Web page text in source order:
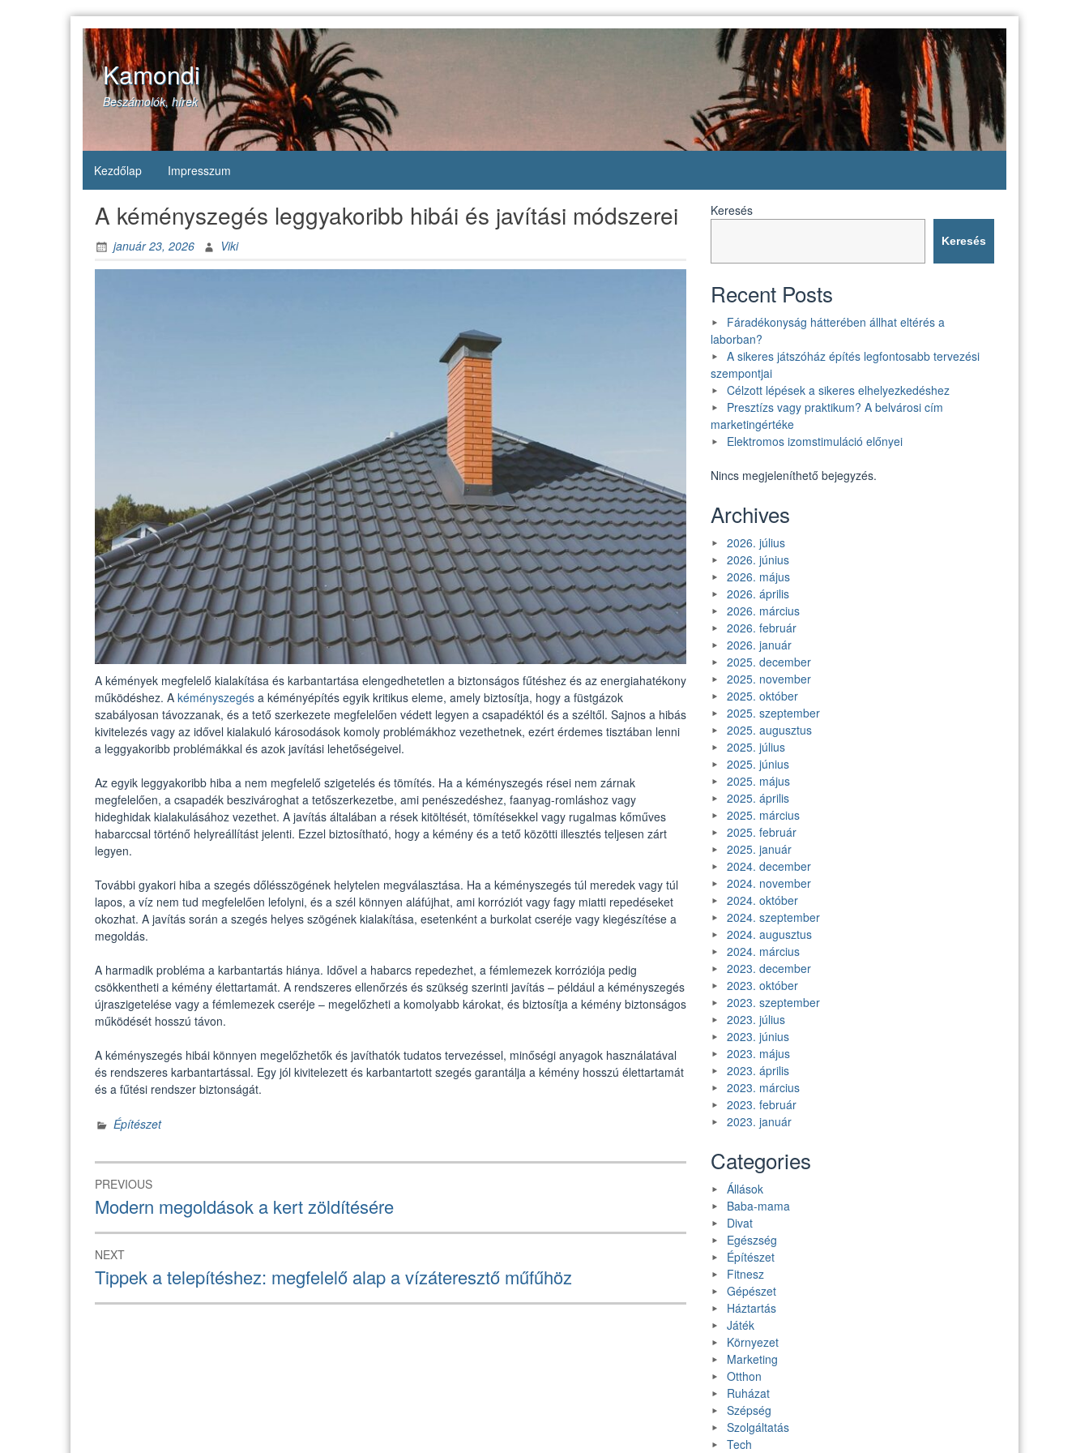
Kamondi
Beszámolók, hírek
Kezdőlap Impresszum
A kéményszegés leggyakoribb hibái és javítási módszerei
január 23, 2026 Viki
A kémények megfelelő kialakítása és karbantartása elengedhetetlen a biztonságos fűtéshez és az energiahatékony
működéshez. A kéményszegés a kéményépítés egyik kritikus eleme, amely biztosítja, hogy a füstgázok
szabályosan távozzanak, és a tető szerkezete megfelelően védett legyen a csapadéktól és a széltől. Sajnos a hibás
kivitelezés vagy az idővel kialakuló károsodások komoly problémákhoz vezethetnek, ezért érdemes tisztában lenni
a leggyakoribb problémákkal és azok javítási lehetőségeivel.
Az egyik leggyakoribb hiba a nem megfelelő szigetelés és tömítés. Ha a kéményszegés rései nem zárnak
megfelelően, a csapadék beszivároghat a tetőszerkezetbe, ami penészedéshez, faanyag-romláshoz vagy
hideghidak kialakulásához vezethet. A javítás általában a rések kitöltését, tömítésekkel vagy rugalmas kőműves
habarccsal történő helyreállítást jelenti. Ezzel biztosítható, hogy a kémény és a tető közötti illesztés teljesen zárt
legyen.
További gyakori hiba a szegés dőlésszögének helytelen megválasztása. Ha a kéményszegés túl meredek vagy túl
lapos, a víz nem tud megfelelően lefolyni, és a szél könnyen aláfújhat, ami korróziót vagy fagy miatti repedéseket
okozhat. A javítás során a szegés helyes szögének kialakítása, esetenként a burkolat cseréje vagy kiegészítése a
megoldás.
A harmadik probléma a karbantartás hiánya. Idővel a habarcs repedezhet, a fémlemezek korróziója pedig
csökkentheti a kémény élettartamát. A rendszeres ellenőrzés és szükség szerinti javítás – például a kéményszegés
újraszigetelése vagy a fémlemezek cseréje – megelőzheti a komolyabb károkat, és biztosítja a kémény biztonságos
működését hosszú távon.
A kéményszegés hibái könnyen megelőzhetők és javíthatók tudatos tervezéssel, minőségi anyagok használatával
és rendszeres karbantartással. Egy jól kivitelezett és karbantartott szegés garantálja a kémény hosszú élettartamát
és a fűtési rendszer biztonságát.
Építészet
Bejegyzés
navigáció
PREVIOUS
Previous
post:
Modern megoldások a kert zöldítésére
NEXT
Next
post:
Tippek a telepítéshez: megfelelő alap a vízáteresztő műfűhöz
Keresés
Keresés
Recent Posts
Fáradékonyság hátterében állhat eltérés a
laborban?
A sikeres játszóház építés legfontosabb tervezési
szempontjai
Célzott lépések a sikeres elhelyezkedéshez
Presztízs vagy praktikum? A belvárosi cím
marketingértéke
Elektromos izomstimuláció előnyei
Nincs megjeleníthető bejegyzés.
Archives
2026. július
2026. június
2026. május
2026. április
2026. március
2026. február
2026. január
2025. december
2025. november
2025. október
2025. szeptember
2025. augusztus
2025. július
2025. június
2025. május
2025. április
2025. március
2025. február
2025. január
2024. december
2024. november
2024. október
2024. szeptember
2024. augusztus
2024. március
2023. december
2023. október
2023. szeptember
2023. július
2023. június
2023. május
2023. április
2023. március
2023. február
2023. január
Categories
Állások
Baba-mama
Divat
Egészség
Építészet
Fitnesz
Gépészet
Háztartás
Játék
Környezet
Marketing
Otthon
Ruházat
Szépség
Szolgáltatás
Tech